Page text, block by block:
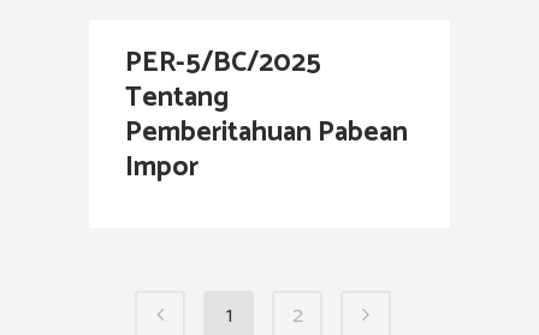
PER-5/BC/2025
Tentang
Pemberitahuan Pabean
Impor
1 2